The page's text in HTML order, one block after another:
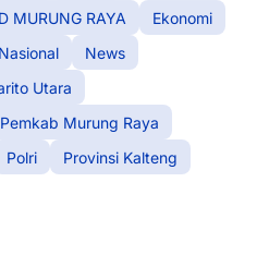
MURUNG RAYA
Ekonomi
Nasional
News
Utara
Pemkab Murung Raya
Polri
Provinsi Kalteng